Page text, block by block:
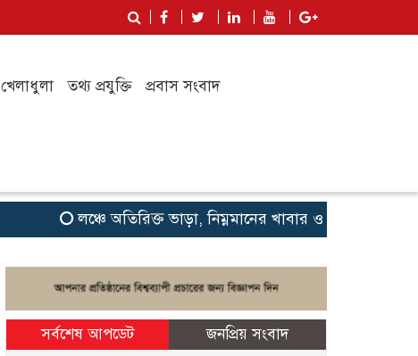
খেলাধুলা তথ্য প্রযুক্তি প্রবাস সংবাদ
লঞ্চে অতিরিক্ত ভাড়া, নিম্নমানের খাবার ও যাত্রী হয়রানি বন্ধে
সর্বশেষ আপডেট
জনপ্রিয় সংবাদ